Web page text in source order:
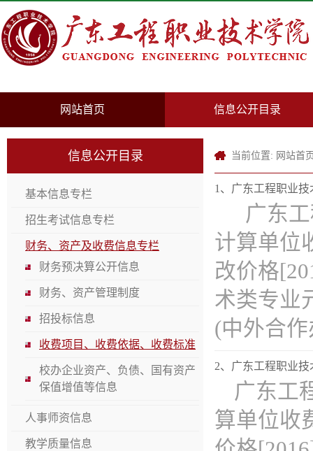
网站首页 信息公开目录
信息公开目录
基本信息专栏
招生考试信息专栏
财务、资产及收费信息专栏
财务预决算公开信息
财务、资产管理制度
招投标信息
收费项目、收费依据、收费标准
校办企业资产、负债、国有资产
保值增值等信息
人事师资信息
教学质量信息
当前位置: 网站首
1、广东工程职业技
广东
计算单位
改价格
术类专业
(中外合
2、广东工程职业技
广东工
算单位收